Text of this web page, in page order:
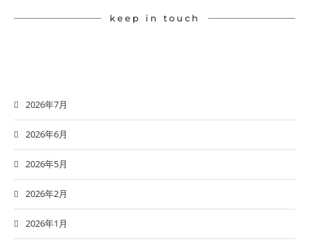
keep in touch
2026年7月
2026年6月
2026年5月
2026年2月
2026年1月